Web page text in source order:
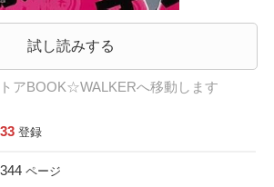
試し読みする
アBOOK☆WALKERへ移動します
33 登録
344 ページ